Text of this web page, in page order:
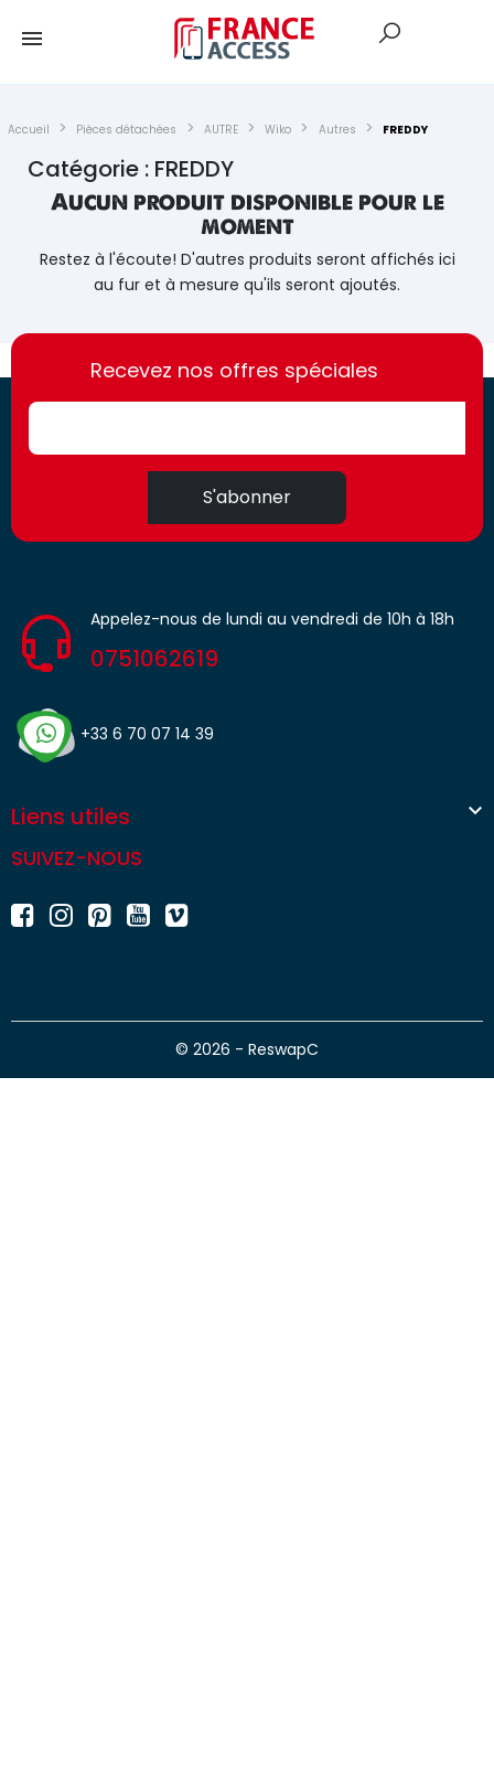
Accueil Pièces détachées AUTRE Wiko Autres FREDDY
Catégorie : FREDDY
Aucun produit disponible pour le
moment
Restez à l'écoute! D'autres produits seront affichés ici
au fur et à mesure qu'ils seront ajoutés.
https://france-
access.fr
https://france-
access.fr
Recevez nos offres spéciales
S'abonner
Appelez-nous de lundi au vendredi de 10h à 18h
0751062619
+33 6 70 07 14 39
Liens utiles 
SUIVEZ-NOUS
© 2026 - ReswapC